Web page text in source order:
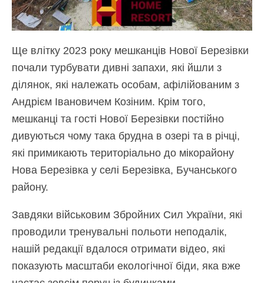
Ще влітку 2023 року мешканців Нової Березівки
почали турбувати дивні запахи, які йшли з
ділянок, які належать особам, афілійованим з
Андрієм Івановичем Козіним. Крім того,
мешканці та гості Нової Березівки постійно
дивуються чому така брудна в озері та в річці,
які примикають територіально до мікорайону
Нова Березівка у селі Березівка, Бучанського
району.
Завдяки військовим Збройних Сил України, які
проводили тренувальні польоти неподалік,
нашій редакції вдалося отримати відео, які
показують масштаби екологічної біди, яка вже